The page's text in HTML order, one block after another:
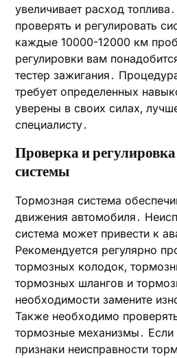
увеличивает расход
проверять и регулировать
каждые 10000-12000 км
регулировки вам
тестер зажигания․
требует определенных
уверены в своих силах‚
специалисту․
Проверка и
системы
Тормозная система
движения автомобиля․
система может привести к
Рекомендуется регулярно
тормозных колодок‚
тормозных шлангов и
необходимости замените
Также необходимо
тормозные механизмы․ Если
признаки неисправности